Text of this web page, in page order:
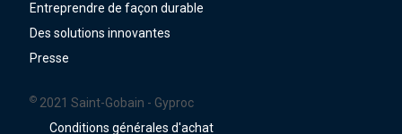
Entreprendre de façon durable
Des solutions innovantes
Presse
© 2021 Saint-Gobain - Gyproc
Conditions générales d'achat